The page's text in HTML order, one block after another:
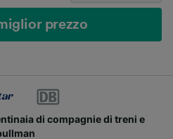
prezzo
Unisciti ai milioni di